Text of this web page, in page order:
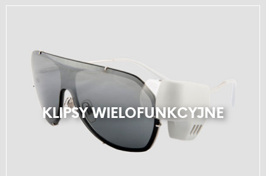
KLIPSY WIELOFUNKCYJNE